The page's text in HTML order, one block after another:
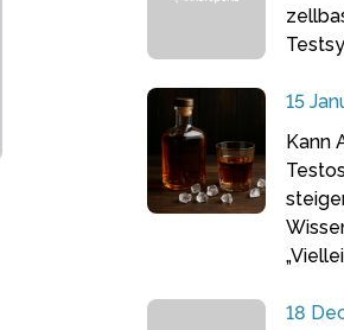
15
Kann
18